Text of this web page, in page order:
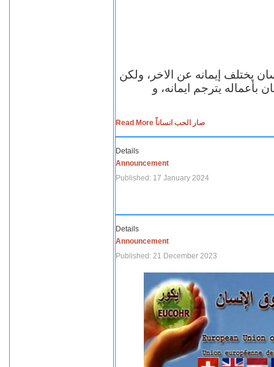
يختلف إيمانه عن الاخر، ولكن
بأعماله يترجم ايمانه، و
Read More صار الحب انساناً
Details
Announcement
Published: 17 January 2024
Details
Announcement
Published: 21 December 2023